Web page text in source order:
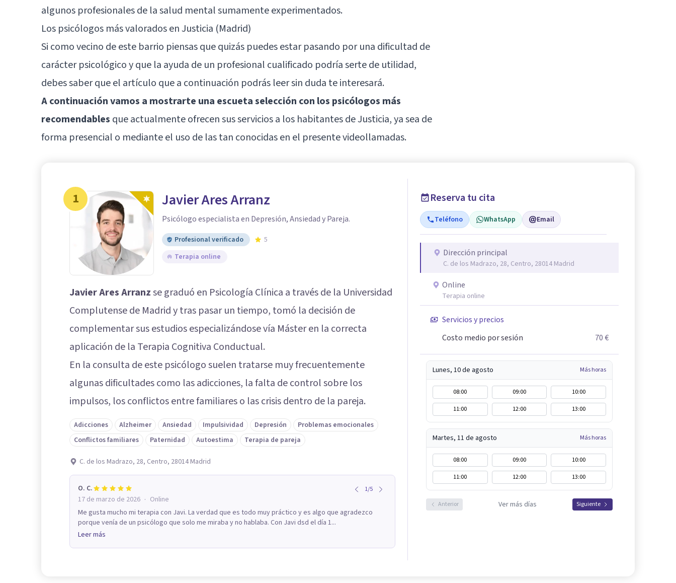
algunos profesionales de la salud mental sumamente experimentados.
Los psicólogos más valorados en Justicia (Madrid)
Si como vecino de este barrio piensas que quizás puedes estar pasando por una dificultad de
carácter psicológico y que la ayuda de un profesional cualificado podría serte de utilidad,
debes saber que el artículo que a continuación podrás leer sin duda te interesará.
A continuación vamos a mostrarte una escueta selección con los psicólogos más
recomendables que actualmente ofrecen sus servicios a los habitantes de Justicia, ya sea de
forma presencial o mediante el uso de las tan conocidas en el presente videollamadas.
1 Javier Ares Arranz
Psicólogo especialista en Depresión, Ansiedad y Pareja.
Profesional verificado
5
Terapia online
Javier Ares Arranzse graduó en Psicología Clínica a través de la Universidad
Complutense de Madrid y tras pasar un tiempo, tomó la decisión de
complementar sus estudios especializándose vía Máster en la correcta
aplicación de la Terapia Cognitiva Conductual.
En la consulta de este psicólogo suelen tratarse muy frecuentemente
algunas dificultades como las adicciones, la falta de control sobre los
impulsos, los conflictos entre familiares o las crisis dentro de la pareja.
Adicciones Alzheimer Ansiedad Impulsividad Depresión
Problemas emocionales
Conflictos familiares
Paternidad Autoestima Terapia de pareja
C. de los Madrazo, 28, Centro, 28014 Madrid
O. C. 1/5
17 de marzo de 2026 · Online
Me gusta mucho mi terapia con Javi. La verdad que es todo muy práctico y es algo que agradezco
porque venía de un psicólogo que solo me miraba y no hablaba. Con Javi dsd el día 1...
Leer más
Reserva tu cita
Teléfono WhatsApp Email
Dirección principal
C. de los Madrazo, 28, Centro, 28014 Madrid
Online
Terapia online
Servicios y precios
Costo medio por sesión
70 €
Lunes, 10 de agosto Más horas
08:00 09:00
10:00
11:00
12:00 13:00
Martes, 11 de agosto Más horas
08:00 09:00
10:00
11:00
12:00 13:00
Anterior Ver más días Siguiente